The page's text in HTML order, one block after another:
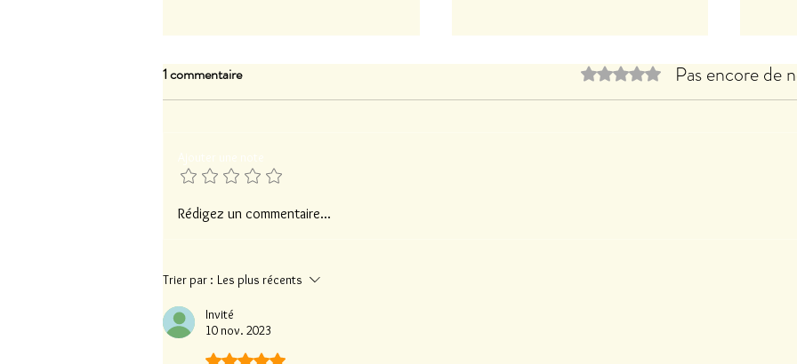
Salon PAYSAGE 2026 à
1 commentaire Noté 0 étoile sur 5.
Pas encore de
Rédigez un commentaire...
Trier par : Les plus récents
Invité
10 nov. 2023